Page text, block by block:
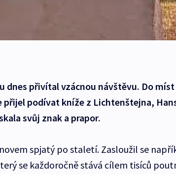
dnes přivítal vzácnou návštěvu. Do míst
přijel podívat kníže z Lichtenštejna,
svůj znak a prapor.
spjatý po staletí. Zasloužil se
se každoročně stává cílem tisíců